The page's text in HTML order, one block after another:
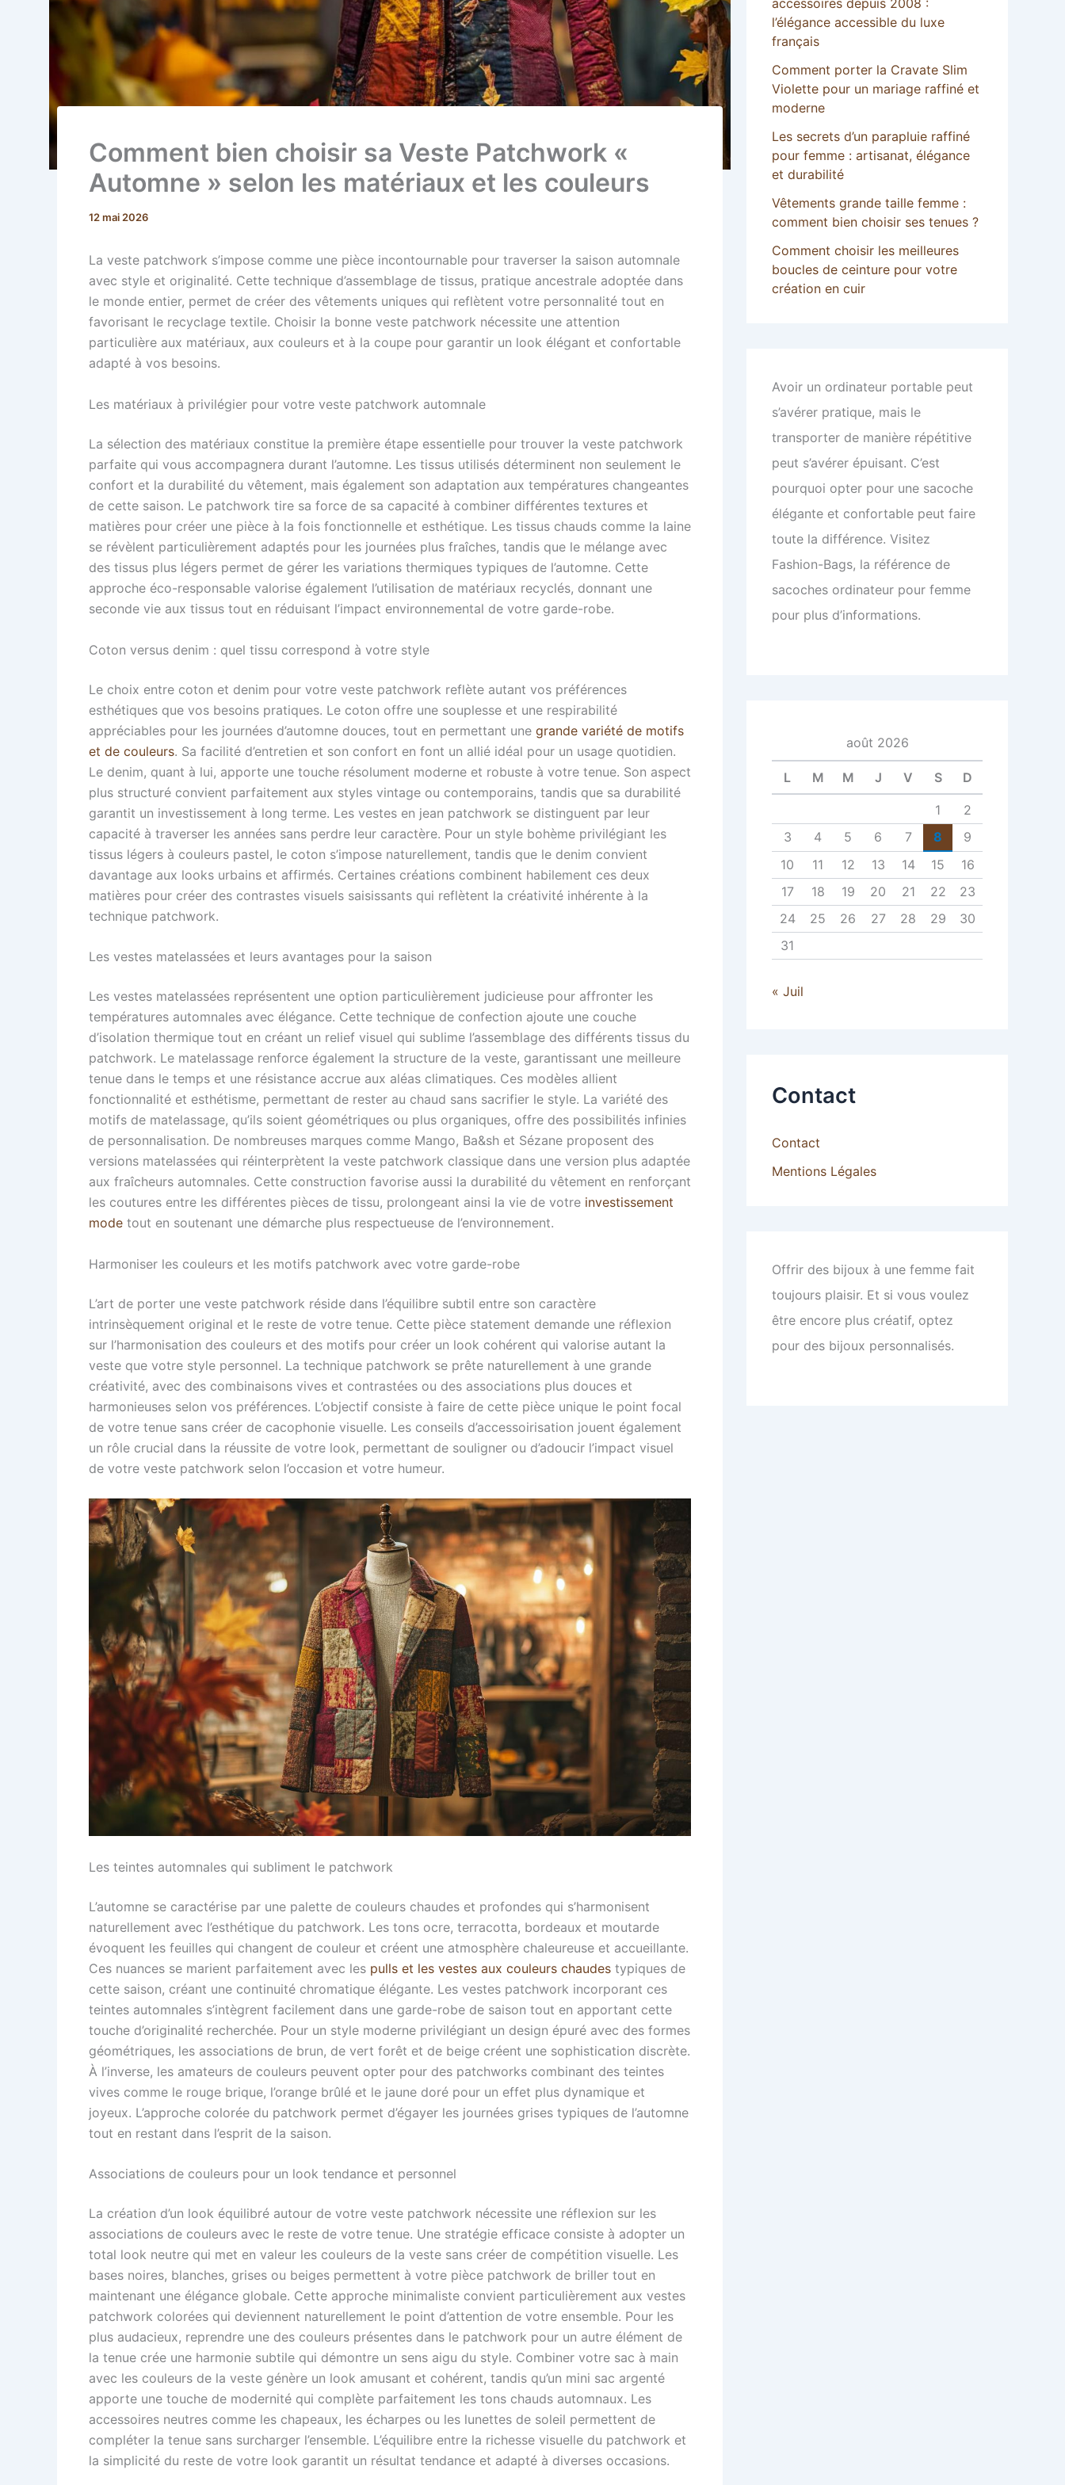
Comment bien choisir sa Veste Patchwork «
Automne » selon les matériaux et les couleurs
12 mai 2026
La veste patchwork s’impose comme une pièce incontournable pour traverser la saison automnale
avec style et originalité. Cette technique d’assemblage de tissus, pratique ancestrale adoptée dans
le monde entier, permet de créer des vêtements uniques qui reflètent votre personnalité tout en
favorisant le recyclage textile. Choisir la bonne veste patchwork nécessite une attention
particulière aux matériaux, aux couleurs et à la coupe pour garantir un look élégant et confortable
adapté à vos besoins.
Les matériaux à privilégier pour votre veste patchwork automnale
La sélection des matériaux constitue la première étape essentielle pour trouver la veste patchwork
parfaite qui vous accompagnera durant l’automne. Les tissus utilisés déterminent non seulement le
confort et la durabilité du vêtement, mais également son adaptation aux températures changeantes
de cette saison. Le patchwork tire sa force de sa capacité à combiner différentes textures et
matières pour créer une pièce à la fois fonctionnelle et esthétique. Les tissus chauds comme la laine
se révèlent particulièrement adaptés pour les journées plus fraîches, tandis que le mélange avec
des tissus plus légers permet de gérer les variations thermiques typiques de l’automne. Cette
approche éco-responsable valorise également l’utilisation de matériaux recyclés, donnant une
seconde vie aux tissus tout en réduisant l’impact environnemental de votre garde-robe.
Coton versus denim : quel tissu correspond à votre style
Le choix entre coton et denim pour votre veste patchwork reflète autant vos préférences
esthétiques que vos besoins pratiques. Le coton offre une souplesse et une respirabilité
appréciables pour les journées d’automne douces, tout en permettant une grande variété de motifs
et de couleurs. Sa facilité d’entretien et son confort en font un allié idéal pour un usage quotidien.
Le denim, quant à lui, apporte une touche résolument moderne et robuste à votre tenue. Son aspect
plus structuré convient parfaitement aux styles vintage ou contemporains, tandis que sa durabilité
garantit un investissement à long terme. Les vestes en jean patchwork se distinguent par leur
capacité à traverser les années sans perdre leur caractère. Pour un style bohème privilégiant les
tissus légers à couleurs pastel, le coton s’impose naturellement, tandis que le denim convient
davantage aux looks urbains et affirmés. Certaines créations combinent habilement ces deux
matières pour créer des contrastes visuels saisissants qui reflètent la créativité inhérente à la
technique patchwork.
Les vestes matelassées et leurs avantages pour la saison
Les vestes matelassées représentent une option particulièrement judicieuse pour affronter les
températures automnales avec élégance. Cette technique de confection ajoute une couche
d’isolation thermique tout en créant un relief visuel qui sublime l’assemblage des différents tissus du
patchwork. Le matelassage renforce également la structure de la veste, garantissant une meilleure
tenue dans le temps et une résistance accrue aux aléas climatiques. Ces modèles allient
fonctionnalité et esthétisme, permettant de rester au chaud sans sacrifier le style. La variété des
motifs de matelassage, qu’ils soient géométriques ou plus organiques, offre des possibilités infinies
de personnalisation. De nombreuses marques comme Mango, Ba&sh et Sézane proposent des
versions matelassées qui réinterprètent la veste patchwork classique dans une version plus adaptée
aux fraîcheurs automnales. Cette construction favorise aussi la durabilité du vêtement en renforçant
les coutures entre les différentes pièces de tissu, prolongeant ainsi la vie de votre investissement
mode tout en soutenant une démarche plus respectueuse de l’environnement.
Harmoniser les couleurs et les motifs patchwork avec votre garde-robe
L’art de porter une veste patchwork réside dans l’équilibre subtil entre son caractère
intrinsèquement original et le reste de votre tenue. Cette pièce statement demande une réflexion
sur l’harmonisation des couleurs et des motifs pour créer un look cohérent qui valorise autant la
veste que votre style personnel. La technique patchwork se prête naturellement à une grande
créativité, avec des combinaisons vives et contrastées ou des associations plus douces et
harmonieuses selon vos préférences. L’objectif consiste à faire de cette pièce unique le point focal
de votre tenue sans créer de cacophonie visuelle. Les conseils d’accessoirisation jouent également
un rôle crucial dans la réussite de votre look, permettant de souligner ou d’adoucir l’impact visuel
de votre veste patchwork selon l’occasion et votre humeur.
Les teintes automnales qui subliment le patchwork
L’automne se caractérise par une palette de couleurs chaudes et profondes qui s’harmonisent
naturellement avec l’esthétique du patchwork. Les tons ocre, terracotta, bordeaux et moutarde
évoquent les feuilles qui changent de couleur et créent une atmosphère chaleureuse et accueillante.
Ces nuances se marient parfaitement avec les pulls et les vestes aux couleurs chaudes typiques de
cette saison, créant une continuité chromatique élégante. Les vestes patchwork incorporant ces
teintes automnales s’intègrent facilement dans une garde-robe de saison tout en apportant cette
touche d’originalité recherchée. Pour un style moderne privilégiant un design épuré avec des formes
géométriques, les associations de brun, de vert forêt et de beige créent une sophistication discrète.
À l’inverse, les amateurs de couleurs peuvent opter pour des patchworks combinant des teintes
vives comme le rouge brique, l’orange brûlé et le jaune doré pour un effet plus dynamique et
joyeux. L’approche colorée du patchwork permet d’égayer les journées grises typiques de l’automne
tout en restant dans l’esprit de la saison.
Associations de couleurs pour un look tendance et personnel
La création d’un look équilibré autour de votre veste patchwork nécessite une réflexion sur les
associations de couleurs avec le reste de votre tenue. Une stratégie efficace consiste à adopter un
total look neutre qui met en valeur les couleurs de la veste sans créer de compétition visuelle. Les
bases noires, blanches, grises ou beiges permettent à votre pièce patchwork de briller tout en
maintenant une élégance globale. Cette approche minimaliste convient particulièrement aux vestes
patchwork colorées qui deviennent naturellement le point d’attention de votre ensemble. Pour les
plus audacieux, reprendre une des couleurs présentes dans le patchwork pour un autre élément de
la tenue crée une harmonie subtile qui démontre un sens aigu du style. Combiner votre sac à main
avec les couleurs de la veste génère un look amusant et cohérent, tandis qu’un mini sac argenté
apporte une touche de modernité qui complète parfaitement les tons chauds automnaux. Les
accessoires neutres comme les chapeaux, les écharpes ou les lunettes de soleil permettent de
compléter la tenue sans surcharger l’ensemble. L’équilibre entre la richesse visuelle du patchwork et
la simplicité du reste de votre look garantit un résultat tendance et adapté à diverses occasions.
l’élégance accessible du luxe
français
Comment porter la Cravate Slim
Violette pour un mariage raffiné et
moderne
Les secrets d’un parapluie raffiné
pour femme : artisanat, élégance
et durabilité
Vêtements grande taille femme :
comment bien choisir ses tenues ?
Comment choisir les meilleures
boucles de ceinture pour votre
création en cuir
Avoir un ordinateur portable peut
s’avérer pratique, mais le
transporter de manière répétitive
peut s’avérer épuisant. C’est
pourquoi opter pour une sacoche
élégante et confortable peut faire
toute la différence. Visitez
Fashion-Bags, la référence de
sacoches ordinateur pour femme
pour plus d’informations.
août 2026
L M M J V S D
1
2
3
4 5 6 7 8
9
10
11 12 13 14 15
16
17
18 19 20 21 22
23
24
25 26 27 28 29
30
31
« Juil
Contact
Contact
Mentions Légales
Offrir des bijoux à une femme fait
toujours plaisir. Et si vous voulez
être encore plus créatif, optez
pour des bijoux personnalisés.